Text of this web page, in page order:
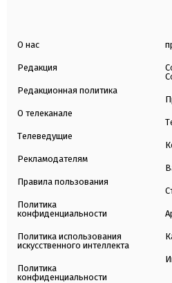
О нас
Редакция
Редакционная политика
О телеканале
Телеведущие
Рекламодателям
Правила пользования
Политика
конфиденциальности
Политика использования
искусственного интеллекта
Политика
конфиденциальности